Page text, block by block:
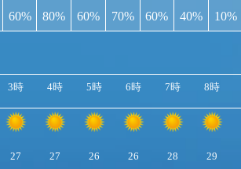
60% 80% 60% 70% 60% 40% 10%
3時 4時 5時 6時 7時 8時
27 27 26 26 28 29